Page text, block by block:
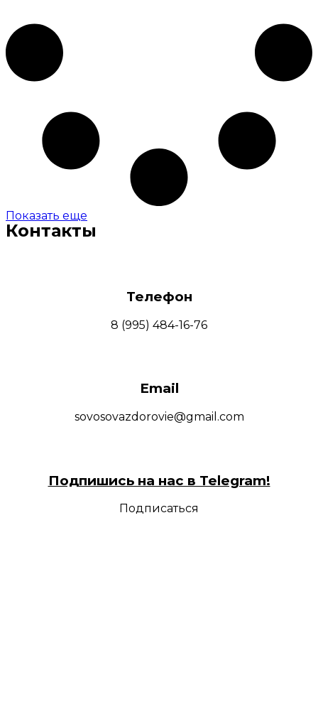
Показать еще
Контакты
Телефон
8 (995) 484-16-76
Email
sovosovazdorovie@gmail.com
Подпишись на нас в Telegram!
Подписаться